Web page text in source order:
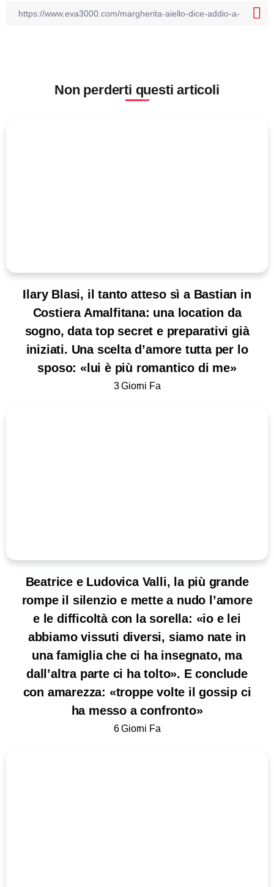
Non perderti questi articoli
Ilary Blasi, il tanto atteso sì a Bastian in
Costiera Amalfitana: una location da
sogno, data top secret e preparativi già
iniziati. Una scelta d’amore tutta per lo
sposo: «lui è più romantico di me»
3 Giorni Fa
Beatrice e Ludovica Valli, la più grande
rompe il silenzio e mette a nudo l’amore
e le difficoltà con la sorella: «io e lei
abbiamo vissuti diversi, siamo nate in
una famiglia che ci ha insegnato, ma
dall’altra parte ci ha tolto». E conclude
con amarezza: «troppe volte il gossip ci
ha messo a confronto»
6 Giorni Fa